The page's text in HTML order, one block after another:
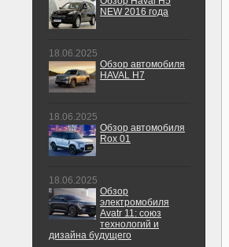
NEW 2016 года
18.06.2025
Обзор автомобиля
HAVAL H7
18.06.2025
Обзор автомобиля
Rox 01
18.06.2025
Обзор
электромобиля
Avatr 11: союз
технологий и
дизайна будущего